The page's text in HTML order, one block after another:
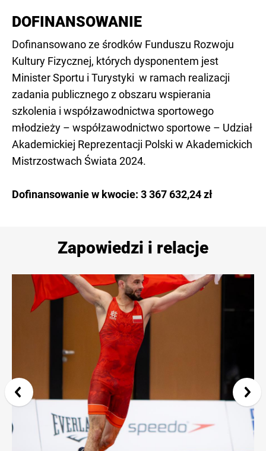
DOFINANSOWANIE
Dofinansowano ze środków Funduszu Rozwoju
Kultury Fizycznej, których dysponentem jest
Minister Sportu i Turystyki w ramach realizacji
zadania publicznego z obszaru wspierania
szkolenia i współzawodnictwa sportowego
młodzieży – współzawodnictwo sportowe – Udział
Akademickiej Reprezentacji Polski w Akademickich
Mistrzostwach Świata 2024.
Dofinansowanie w kwocie: 3 367 632,24 zł
Zapowiedzi i relacje